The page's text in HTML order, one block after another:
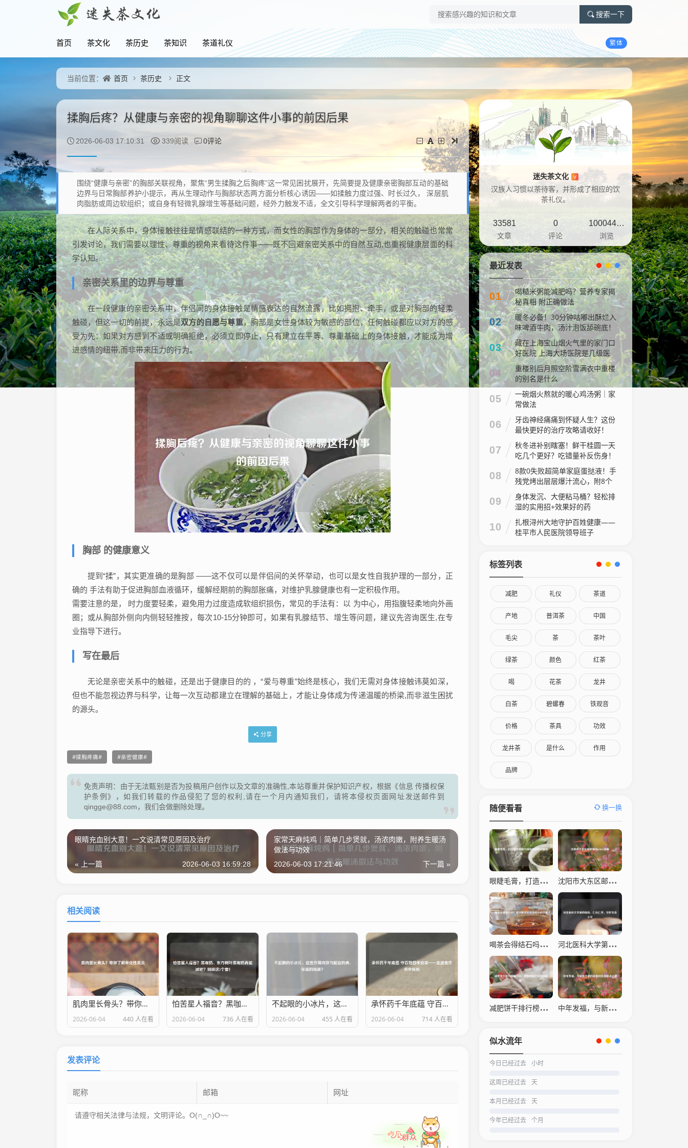
搜索一下
首页 茶文化 茶历史 茶知识 茶道礼仪 繁体
当前位置： 首页 茶历史 正文
揉胸后疼？从健康与亲密的视角聊聊这件小事的前因后果
2026-06-03 17:10:31 339阅读 0评论
围绕“健康与亲密”的胸部关联视角，聚焦“男生揉胸之后胸疼”这一常见困扰展开，先简要提及健康亲密胸部互动的基础
边界与日常胸部养护小提示，再从生理动作与胸部状态两方面分析核心诱因——如揉触力度过强、时长过久， 深层肌
肉脂肪或周边软组织；或自身有轻微乳腺增生等基础问题，经外力触发不适，全文引导科学理解两者的平衡。
在人际关系中，身体接触往往是情感联结的一种方式，而女性的胸部作为身体的一部分，相关的触碰也常常
引发讨论，我们需要以理性、尊重的视角来看待这件事——既不回避亲密关系中的自然互动,也重视健康层面的科
学认知。
亲密关系里的边界与尊重
在一段健康的亲密关系中，伴侣间的身体接触是情感表达的自然流露，比如拥抱、牵手，或是对胸部的轻柔
触碰，但这一切的前提，永远是双方的自愿与尊重，胸部是女性身体较为敏感的部位，任何触碰都应以对方的感
受为先：如果对方感到不适或明确拒绝，必须立即停止，只有建立在平等、尊重基础上的身体接触，才能成为增
进感情的纽带,而非带来压力的行为。
胸部 的健康意义
提到“揉”，其实更准确的是胸部 ——这不仅可以是伴侣间的关怀举动，也可以是女性自我护理的一部分，正
确的 手法有助于促进胸部血液循环，缓解经期前的胸部胀痛，对维护乳腺健康也有一定积极作用。
需要注意的是， 时力度要轻柔，避免用力过度造成软组织损伤，常见的手法有：以 为中心，用指腹轻柔地向外画
圈；或从胸部外侧向内侧轻轻推按，每次10-15分钟即可，如果有乳腺结节、增生等问题，建议先咨询医生,在专
业指导下进行。
写在最后
无论是亲密关系中的触碰，还是出于健康目的的 ，“爱与尊重”始终是核心，我们无需对身体接触讳莫如深，
但也不能忽视边界与科学，让每一次互动都建立在理解的基础上，才能让身体成为传递温暖的桥梁,而非滋生困扰
的源头。
分享
揉胸疼痛 亲密健康
免责声明：由于无法甄别是否为投稿用户创作以及文章的准确性,本站尊重并保护知识产权，根据《信息 传播权保
护条例》，如我们转载的作品侵犯了您的权利,请在一个月内通知我们，请将本侵权页面网址发送邮件到
qingge@88.com，我们会做删除处理。
眼睛充血别大意！一文说清常见原因及治疗
« 上一篇 2026-06-03 16:59:28
家常天麻炖鸡｜简单几步煲就，汤浓肉嫩，附养生暖汤
做法与功效
下一篇 »
2026-06-03 17:21:46
相关阅读
肌肉里长骨头？带你了解骨化性肌炎
2026-06-04 440 人在看
怕苦星人福音？黑咖奶、东方树叶黑咖奶真能减肥？别踩这3个雷！
2026-06-04 736 人在看
不起眼的小冰片，这些作用功效与能治的病，你真的知道？
2026-06-04 455 人在看
承怀药千年底蕴 守百姓四季安康——走进焦作市中医院
2026-06-04 714 人在看
发表评论
迷失茶文化 V
汉族人习惯以茶待客，并形成了相应的饮
茶礼仪。
33581
文章
0
评论
10004401
浏览
最近发表
01
喝糙米粥能减肥吗？营养专家揭
秘真相 附正确做法
02
暖冬必备！30分钟咕嘟出酥烂入
味啤酒牛肉，汤汁泡饭舔碗底！
03
藏在上海宝山烟火气里的家门口
好医院 上海大场医院是几级医
院
04
重楼别后月照空阶雪满衣中重楼
的别名是什么
05
一碗烟火熬就的暖心鸡汤粥｜家
常做法
06
牙齿神经痛痛到怀疑人生？这份
最快更好的治疗攻略请收好！
07
秋冬进补别瞎塞！鲜干桂圆一天
吃几个更好？吃错量补反伤身！
08
8款0失败超简单家庭蛋挞液！手
残党烤出层层爆汁流心，附8个
家庭做法视频
09
身体发沉、大便粘马桶？轻松排
湿的实用招+效果好的药
10
扎根浔州大地守护百姓健康——
桂平市人民医院领导班子
标签列表
减肥 礼仪 茶道
产地 普洱茶 中国
毛尖 茶 茶叶
绿茶 颜色 红茶
喝 花茶 龙井
白茶 碧螺春 铁观音
价格 茶具 功效
龙井茶 是什么 作用
品牌
随便看看 换一换
眼睫毛膏，打造魅力电眼与温和卸除的完整指南 沈阳市大东区邮政编码110043详解
喝茶会得结石吗？科学解读茶叶与结石的关系 河北医科大学第四医院，仁心仁术，守护生命之光
减肥饼干排行榜之一名，瘦身神器还是营销陷阱？ 中年发福，与新陈代谢的温柔对抗及解决之道
似水流年
今日已经过去 小时
这周已经过去 天
本月已经过去 天
今年已经过去 个月